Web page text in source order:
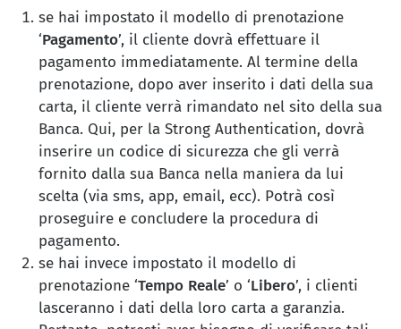
se hai impostato il modello di prenotazione
‘Pagamento’, il cliente dovrà effettuare il
pagamento immediatamente. Al termine della
prenotazione, dopo aver inserito i dati della sua
carta, il cliente verrà rimandato nel sito della sua
Banca. Qui, per la Strong Authentication, dovrà
inserire un codice di sicurezza che gli verrà
fornito dalla sua Banca nella maniera da lui
scelta (via sms, app, email, ecc). Potrà così
proseguire e concludere la procedura di
pagamento.
se hai invece impostato il modello di
prenotazione ‘Tempo Reale’ o ‘Libero’, i clienti
lasceranno i dati della loro carta a garanzia.